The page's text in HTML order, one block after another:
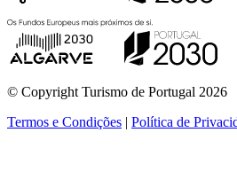
© Copyright Turismo de Portugal 2026
Termos e Condições | Política de